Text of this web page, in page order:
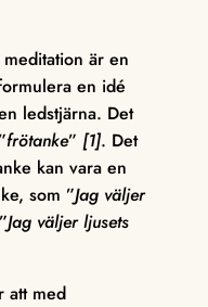
är en
en idé
ledstjärna. Det
frötanke” [1]. Det
kan vara en
som ”Jag väljer
Jag väljer ljusets
att med